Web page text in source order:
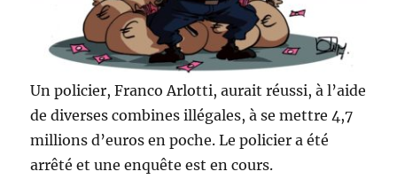
Un policier, Franco Arlotti, aurait réussi, à l’aide
de diverses combines illégales, à se mettre 4,7
millions d’euros en poche. Le policier a été
arrêté et une enquête est en cours.